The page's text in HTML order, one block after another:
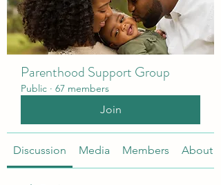
Parenthood Support Group
Public · 67 members
Join
Discussion Media Members About